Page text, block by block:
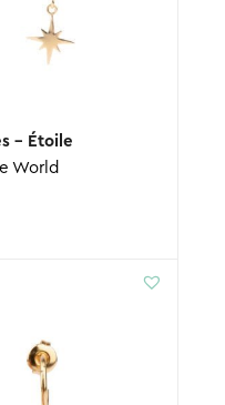
– Étoile
World